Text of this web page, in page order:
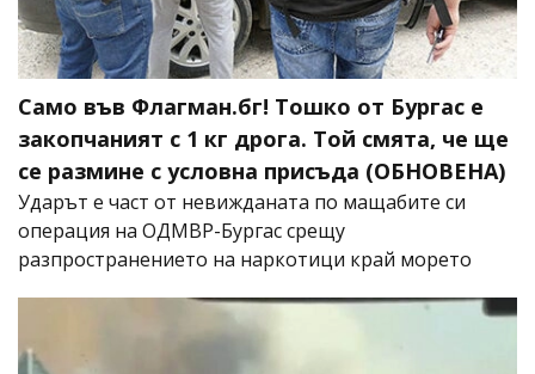
Само във Флагман.бг! Тошко от Бургас е
закопчаният с 1 кг дрога. Той смята, че ще
се размине с условна присъда (ОБНОВЕНА)
Ударът е част от невижданата по мащабите си
операция на ОДМВР-Бургас срещу
разпространението на наркотици край морето